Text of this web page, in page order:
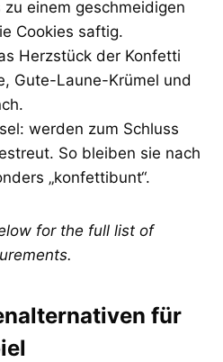
einem geschmeidigen
Cookies saftig.
Herzstück der Konfetti
Gute-Laune-Krümel und
werden zum Schluss
So bleiben sie nach
„konfettibunt“.
for the full list of
für